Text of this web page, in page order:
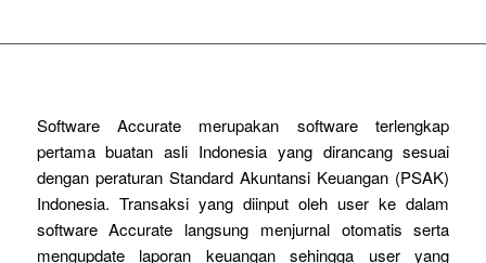
Software Accurate merupakan software terlengkap
pertama buatan asli Indonesia yang dirancang sesuai
dengan peraturan Standard Akuntansi Keuangan (PSAK)
Indonesia. Transaksi yang diinput oleh user ke dalam
software Accurate langsung menjurnal otomatis serta
mengupdate laporan keuangan sehingga user yang